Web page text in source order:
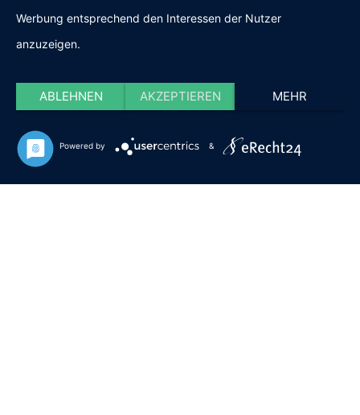
Werbung entsprechend den Interessen der Nutzer
anzuzeigen.
ABLEHNEN AKZEPTIEREN MEHR
Powered by &